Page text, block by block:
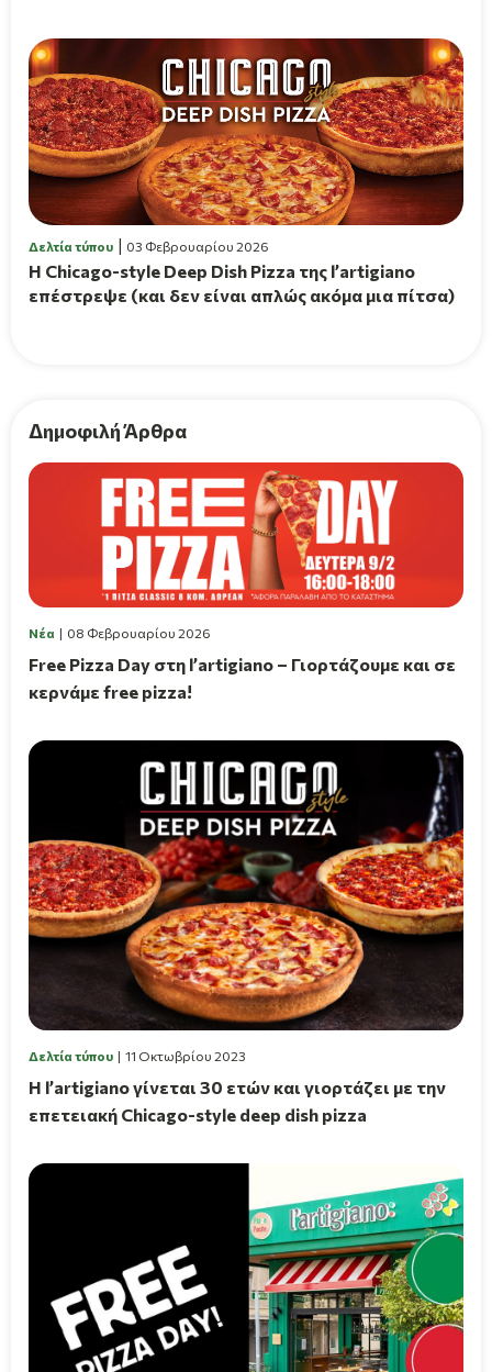
Δελτία τύπου 03 Φεβρουαρίου 2026
Η Chicago-style Deep Dish Pizza της l’artigiano
επέστρεψε (και δεν είναι απλώς ακόμα μια πίτσα)
Δημοφιλή Άρθρα
Νέα 08 Φεβρουαρίου 2026
Free Pizza Day στη l’artigiano – Γιορτάζουμε και σε
κερνάμε free pizza!
Δελτία τύπου 11 Οκτωβρίου 2023
Η l’artigiano γίνεται 30 ετών και γιορτάζει με την
επετειακή Chicago-style deep dish pizza